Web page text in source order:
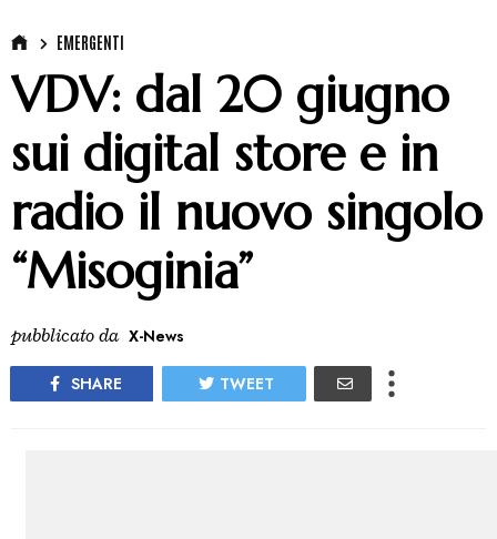
EMERGENTI
VDV: dal 20 giugno
sui digital store e in
radio il nuovo singolo
“Misoginia”
pubblicato da X-News
SHARE TWEET